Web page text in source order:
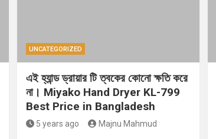
UNCATEGORIZED
এই হ্যান্ড ড্রায়ার টি ত্বকের কোনো ক্ষতি করে
না। Miyako Hand Dryer KL-799
Best Price in Bangladesh
5 years ago Majnu Mahmud